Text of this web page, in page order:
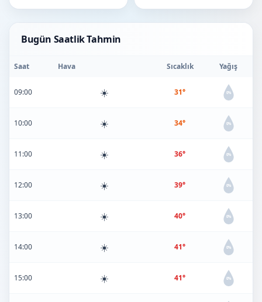
Bugün Saatlik Tahmin
Saat Hava Sıcaklık Yağış
09:00 ☀️ 31° 0%
10:00 ☀️ 34° 0%
11:00 ☀️ 36° 0%
12:00 ☀️ 39° 0%
13:00 ☀️ 40° 0%
14:00 ☀️ 41° 0%
15:00 ☀️ 41° 0%